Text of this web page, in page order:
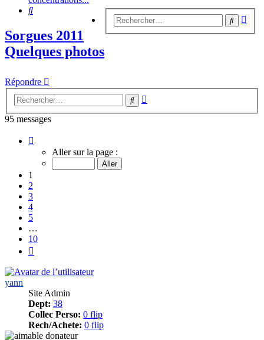
Rechercher
Sorgues 2011
Quelques photos
Répondre
Rechercher
95 messages
sur
Aller sur la page :
1
2
3
4
5
…
10
yann
Site Admin
Dept: 38
Collec Perso: 0 flip
Rech/Achete: 0 flip